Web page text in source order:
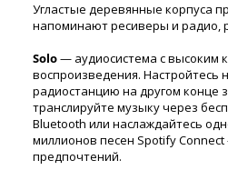
Угластые деревянные корпуса
напоминают ресиверы и радио,
Solo— аудиосистема с высоким
воспроизведения. Настройтесь
радиостанцию на другом конце
транслируйте музыку через
Bluetooth или наслаждайтесь
миллионов песен Spotify
предпочтений.